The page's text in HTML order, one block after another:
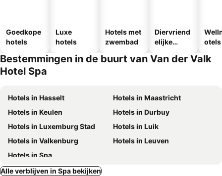
Goedkope
hotels
Luxe
hotels
Hotels met
zwembad
Diervriend
elijke
otels
Bestemmingen in de buurt van Van der Valk
Hotel Spa
Hotels in Hasselt
Hotels in Maastricht
Hotels in Keulen
Hotels in Durbuy
Hotels in Luxemburg Stad
Hotels in Luik
Hotels in Valkenburg
Hotels in Leuven
Hotels in Spa
Alle verblijven in Spa bekijken